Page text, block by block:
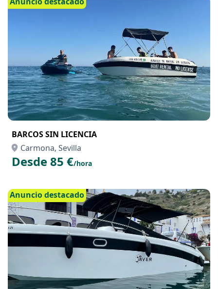
BARCOS SIN LICENCIA
Carmona, Sevilla
Desde 85 €/hora
Anuncio destacado